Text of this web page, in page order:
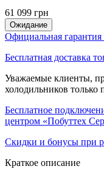
61 099 грн
Ожидание
Официальная гарантия
Бесплатная доставка
Уважаемые клиенты,
холодильников только
Бесплатное
центром «Побуттех
Скидки и бонусы при
Краткое описание